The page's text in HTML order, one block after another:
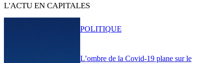
L'ACTU EN CAPITALES
L’ombre de la Covid-19 plane sur le
POLITIQUE